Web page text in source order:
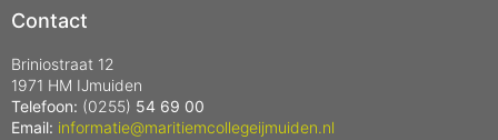
Contact
Briniostraat 12
1971 HM IJmuiden
Telefoon: (0255) 54 69 00
Email: informatie@maritiemcollegeijmuiden.nl